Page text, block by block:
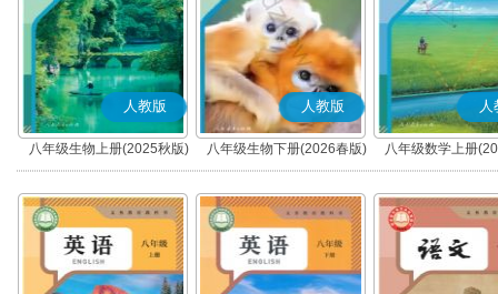
人教版
八年级生物上册(2025秋版)
人教版
八年级生物下册(2026春版)
人
八年级数学上册